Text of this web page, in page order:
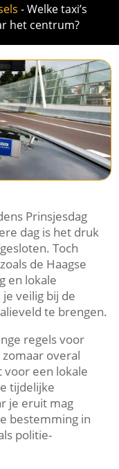
-Welke taxi’s
het centrum?
Prinsjesdag
dag is het druk
Toch
de Haagse
en lokale
veilig bij de
te brengen.
regels voor
overal
voor een lokale
tijdelijke
je eruit mag
bestemming in
politie-